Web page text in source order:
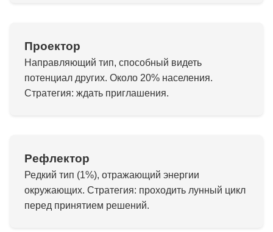
Проектор
Направляющий тип, способный видеть
потенциал других. Около 20% населения.
Стратегия: ждать приглашения.
Рефлектор
Редкий тип (1%), отражающий энергии
окружающих. Стратегия: проходить лунный цикл
перед принятием решений.